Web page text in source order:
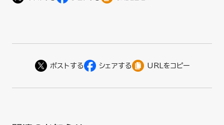
URLをコピー